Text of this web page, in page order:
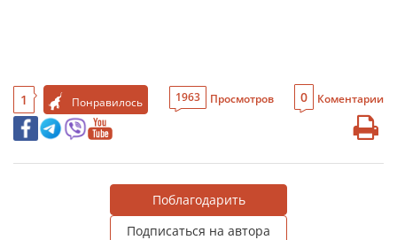
1 Понравилось 1963 Просмотров 0 Коментарии
Поблагодарить
Подписаться на автора